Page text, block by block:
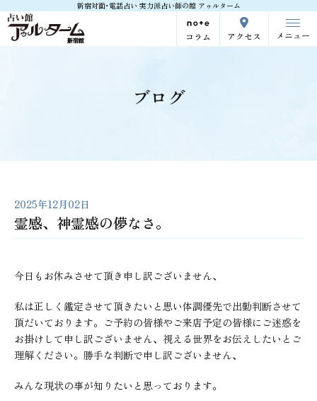
新宿対面･電話占い 実力派占い師の館 アゥルターム
コラム アクセス メニュー
ブログ
2025年12月02日
霊感、神霊感の儚なさ。
今日もお休みさせて頂き申し訳ございません、
私は正しく鑑定させて頂きたいと思い体調優先で出勤判断させて
頂だいております。ご予約の皆様やご来店予定の皆様にご迷惑を
お掛けして申し訳ございません、視える世界をお伝えしたいとご
理解ください。勝手な判断で申し訳ございません、
みんな現状の事が知りたいと思っております。